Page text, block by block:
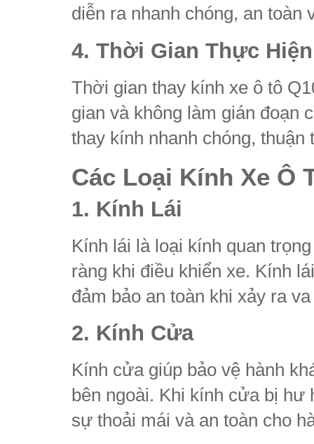
diễn ra nhanh chóng, an toàn
4. Thời Gian Thực
Thời gian thay kính xe ô tô
gian và không làm gián đoạn
thay kính nhanh chóng,
Các Loại Kính Xe Ô
1. Kính Lái
Kính lái là loại kính quan
ràng khi điều khiển xe. Kính
đảm bảo an toàn khi xảy ra
2. Kính Cửa
Kính cửa giúp bảo vệ hành
bên ngoài. Khi kính cửa bị hư
sự thoải mái và an toàn cho